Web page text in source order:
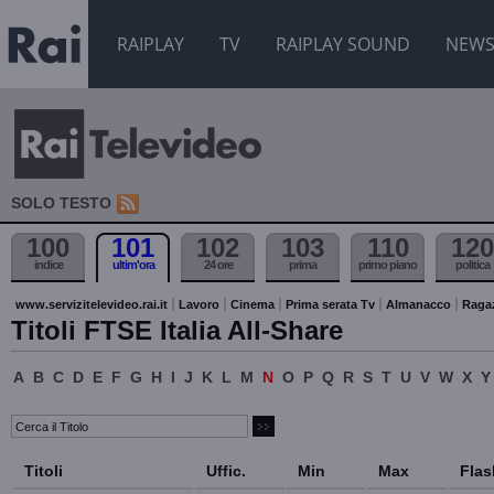
RAIPLAY TV RAIPLAY SOUND NEWS
SOLO TESTO
100
indice
101
ultim'ora
102
24 ore
103
prima
110
primo piano
120
politica
www.servizitelevideo.rai.it Lavoro Cinema Prima serata Tv Almanacco
Titoli FTSE Italia All-Share
A B C D E F G H I J K L M N O P Q R S T U V W X Y
Titoli Uffic. Min Max